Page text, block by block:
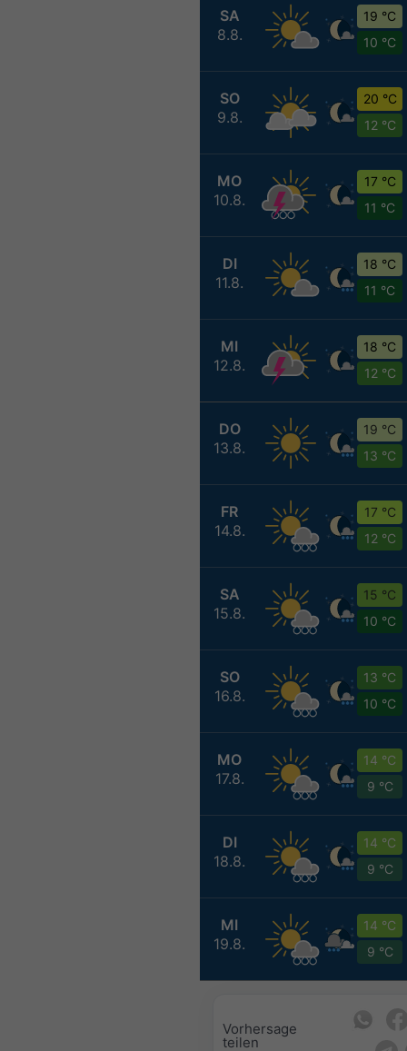
SA
8.8.
19 °C
10 °C
SO
9.8.
20 °C
12 °C
MO
10.8.
17 °C
11 °C
DI
11.8.
18 °C
11 °C
MI
12.8.
18 °C
12 °C
DO
13.8.
19 °C
13 °C
FR
14.8.
17 °C
12 °C
SA
15.8.
15 °C
10 °C
SO
16.8.
13 °C
10 °C
MO
17.8.
14 °C
9 °C
DI
18.8.
14 °C
9 °C
MI
19.8.
14 °C
9 °C
Vorhersage
teilen